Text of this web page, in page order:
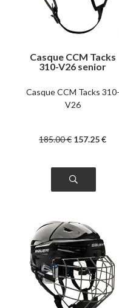
Casque CCM Tacks
310-V26 senior
Casque CCM Tacks 310-
V26
185.00€ 157.25€